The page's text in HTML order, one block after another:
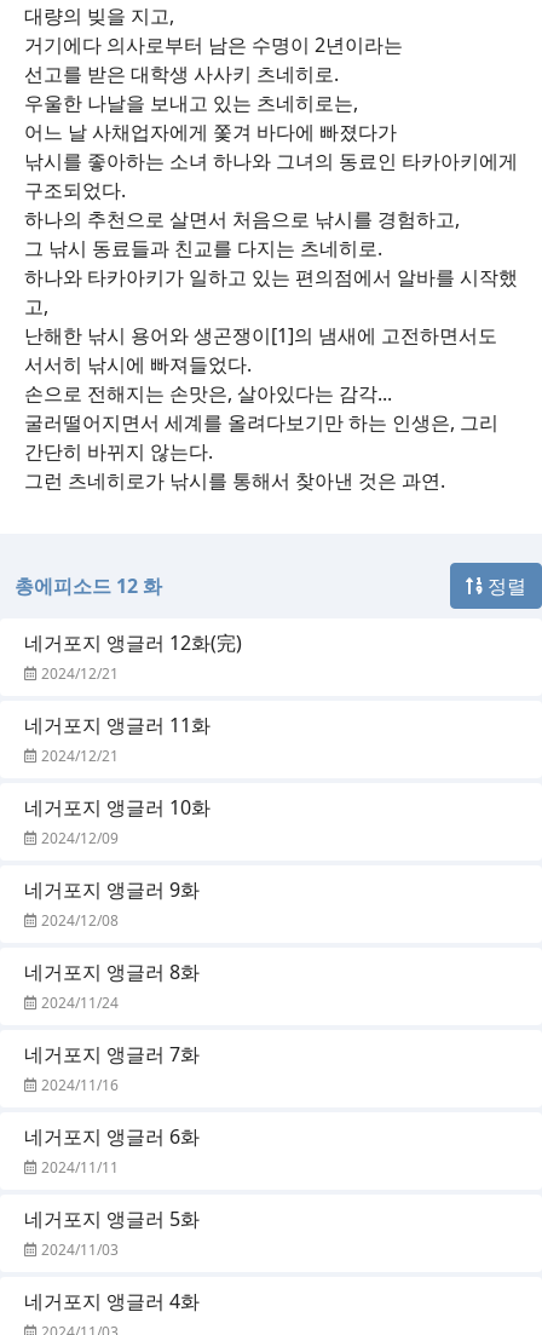
대량의 빚을 지고,
거기에다 의사로부터 남은 수명이 2년이라는
선고를 받은 대학생 사사키 츠네히로.
우울한 나날을 보내고 있는 츠네히로는,
어느 날 사채업자에게 쫓겨 바다에 빠졌다가
낚시를 좋아하는 소녀 하나와 그녀의 동료인 타카아키에게
구조되었다.
하나의 추천으로 살면서 처음으로 낚시를 경험하고,
그 낚시 동료들과 친교를 다지는 츠네히로.
하나와 타카아키가 일하고 있는 편의점에서 알바를 시작했
고,
난해한 낚시 용어와 생곤쟁이[1]의 냄새에 고전하면서도
서서히 낚시에 빠져들었다.
손으로 전해지는 손맛은, 살아있다는 감각...
굴러떨어지면서 세계를 올려다보기만 하는 인생은, 그리
간단히 바뀌지 않는다.
그런 츠네히로가 낚시를 통해서 찾아낸 것은 과연.
총에피소드 12 화 정렬
네거포지 앵글러 12화(完)
2024/12/21
네거포지 앵글러 11화
2024/12/21
네거포지 앵글러 10화
2024/12/09
네거포지 앵글러 9화
2024/12/08
네거포지 앵글러 8화
2024/11/24
네거포지 앵글러 7화
2024/11/16
네거포지 앵글러 6화
2024/11/11
네거포지 앵글러 5화
2024/11/03
네거포지 앵글러 4화